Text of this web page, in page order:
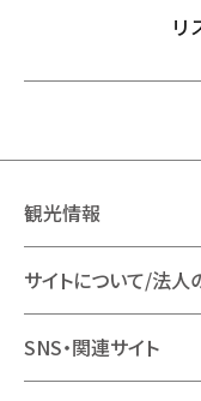
リ
観光情報
サイトについて/法人
SNS・関連サイト